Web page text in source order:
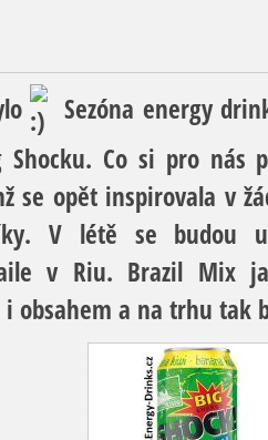
Sezóna energy
Shocku. Co si pro nás
se opět inspirovala v
V létě se budou
v Riu. Brazil Mix
obsahem a na trhu tak